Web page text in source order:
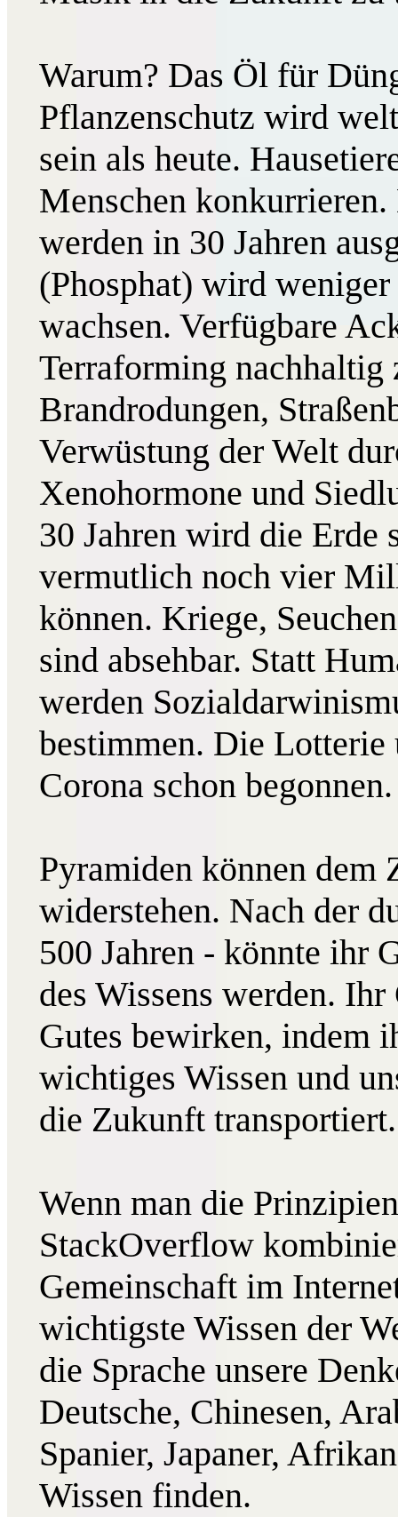
Warum? Das Öl für
Pflanzenschutz wird
sein als heute.
Menschen
werden in 30 Jahren
(Phosphat) wird
wachsen. Verfügbare
Terraforming nachhaltig
Brandrodungen,
Verwüstung der Welt
Xenohormone und
30 Jahren wird die Erde
vermutlich noch vier
können. Kriege,
sind absehbar. Statt
werden
bestimmen. Die
Corona schon begonnen.
Pyramiden können dem
widerstehen. Nach der
500 Jahren - könnte ihr
des Wissens werden.
Gutes bewirken, indem
wichtiges Wissen und
die Zukunft transportiert.
Wenn man die
StackOverflow
Gemeinschaft im
wichtigste Wissen der
die Sprache unsere
Deutsche, Chinesen,
Spanier, Japaner,
Wissen finden.